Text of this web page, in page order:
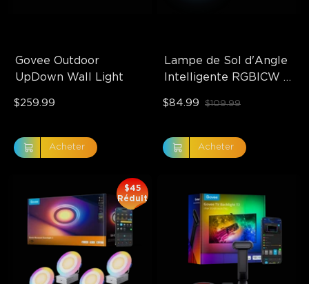
Govee Outdoor
UpDown Wall Light
$259.99
Acheter
Lampe de Sol d'Angle
Intelligente RGBICW
$84.99 $109.99
Acheter
$45
Réduit